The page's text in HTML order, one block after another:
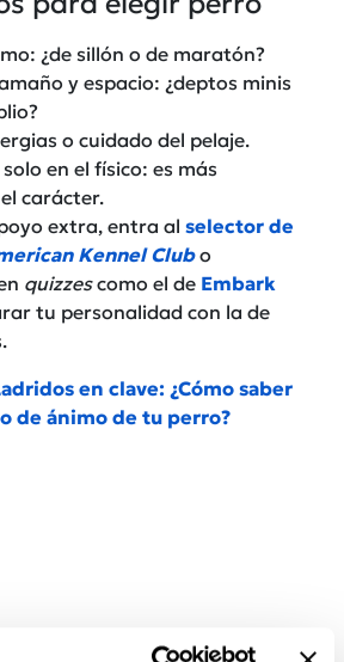
¿de sillón o de maratón?
y espacio: ¿deptos minis
o cuidado del pelaje.
en el físico: es más
carácter.
extra, entra al selector de
Kennel Clubo
quizzescomo el de Embark
tu personalidad con la de
en clave: ¿Cómo saber
de ánimo de tu perro?